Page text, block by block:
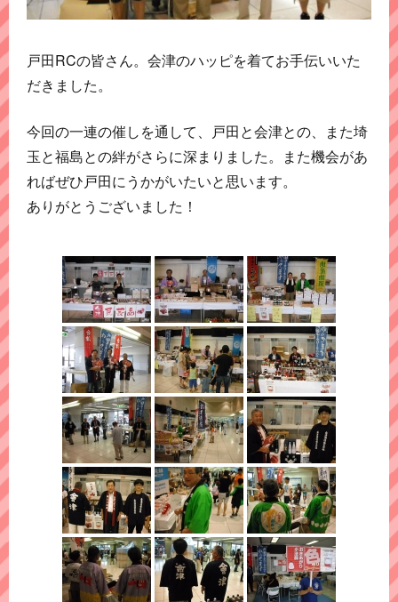
戸田RCの皆さん。会津のハッピを着てお手伝いいた
だきました。
今回の一連の催しを通して、戸田と会津との、また埼
玉と福島との絆がさらに深まりました。また機会があ
ればぜひ戸田にうかがいたいと思います。
ありがとうございました！